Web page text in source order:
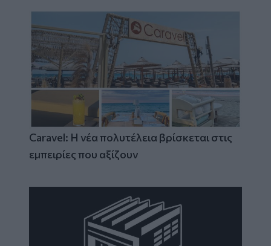
Caravel: Η νέα πολυτέλεια βρίσκεται στις
εμπειρίες που αξίζουν